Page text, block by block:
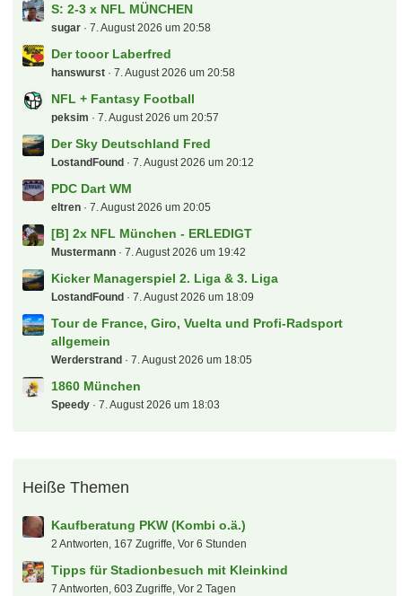
S: 2-3 x NFL MÜNCHEN
sugar 7. August 2026 um 20:58
Der tooor Laberfred
hanswurst 7. August 2026 um 20:58
NFL + Fantasy Football
peksim 7. August 2026 um 20:57
Der Sky Deutschland Fred
LostandFound 7. August 2026 um 20:12
PDC Dart WM
eltren 7. August 2026 um 20:05
[B] 2x NFL München - ERLEDIGT
Mustermann 7. August 2026 um 19:42
Kicker Managerspiel 2. Liga & 3. Liga
LostandFound 7. August 2026 um 18:09
Tour de France, Giro, Vuelta und Profi-Radsport
allgemein
Werderstrand 7. August 2026 um 18:05
1860 München
Speedy 7. August 2026 um 18:03
Heiße Themen
Kaufberatung PKW (Kombi o.ä.)
2 Antworten, 167 Zugriffe, Vor 6 Stunden
Tipps für Stadionbesuch mit Kleinkind
7 Antworten, 603 Zugriffe, Vor 2 Tagen